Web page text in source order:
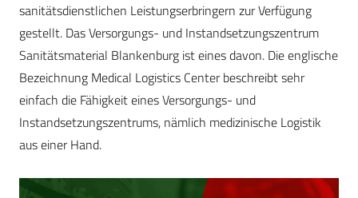
sanitätsdienstlichen Leistungserbringern zur Verfügung
gestellt. Das Versorgungs- und Instandsetzungszentrum
Sanitätsmaterial Blankenburg ist eines davon. Die englische
Bezeichnung Medical Logistics Center beschreibt sehr
einfach die Fähigkeit eines Versorgungs- und
Instandsetzungszentrums, nämlich medizinische Logistik
aus einer Hand.